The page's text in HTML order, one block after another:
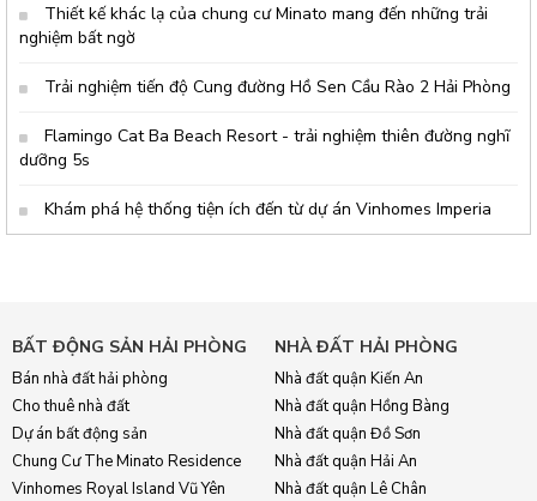
Thiết kế khác lạ của chung cư Minato mang đến những trải
nghiệm bất ngờ
Trải nghiệm tiến độ Cung đường Hồ Sen Cầu Rào 2 Hải Phòng
Flamingo Cat Ba Beach Resort - trải nghiệm thiên đường nghĩ
dưỡng 5s
Khám phá hệ thống tiện ích đến từ dự án Vinhomes Imperia
BẤT ĐỘNG SẢN HẢI PHÒNG
Bán nhà đất hải phòng
Cho thuê nhà đất
Dự án bất động sản
Chung Cư The Minato Residence
Vinhomes Royal Island Vũ Yên
NHÀ ĐẤT HẢI PHÒNG
Nhà đất quận Kiến An
Nhà đất quận Hồng Bàng
Nhà đất quận Đồ Sơn
Nhà đất quận Hải An
Nhà đất quận Lê Chân